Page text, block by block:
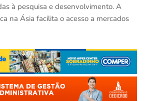
à pesquisa e desenvolvimento. A
na Ásia facilita o acesso a mercados